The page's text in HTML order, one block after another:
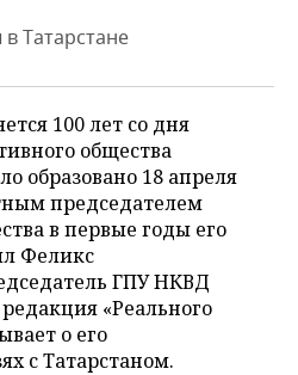
Татарстане
100 лет со дня
общества
образовано 18 апреля
председателем
в первые годы его
Феликс
ГПУ НКВД
«Реального
о его
с Татарстаном.